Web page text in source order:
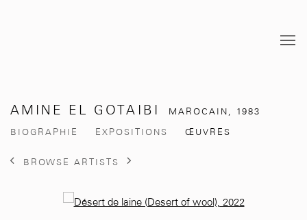
AMINE EL GOTAIBI MAROCAIN, 1983
BIOGRAPHIE
EXPOSITIONS ŒUVRES
BROWSE ARTISTS